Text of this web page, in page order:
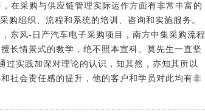
在采购与供应链管理实际运作方面有非常丰富的
组织、流程和系统的培训、咨询和实施服务。
东风-日产汽车电子采购项目，南方中集采购流程
长情景式的教学，绝不照本宣科。莫先生一直坚
实践加深对理论的认识，知其然，亦知其所以
社会责任感的提升，他的客户和学员对此均有非